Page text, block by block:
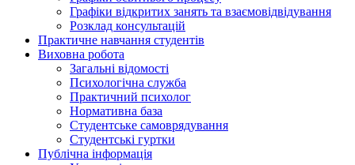
Графіки відкритих занять та взаємовідвідування
Розклад консультацій
Практичне навчання студентів
Виховна робота
Загальні відомості
Психологічна служба
Практичний психолог
Нормативна база
Студентське самоврядування
Студентські гуртки
Публічна інформація